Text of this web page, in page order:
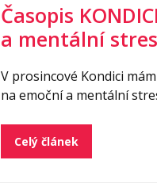
Časopis
a mentální stres
V prosincové Kondici
na emoční a mentální
Celý článek